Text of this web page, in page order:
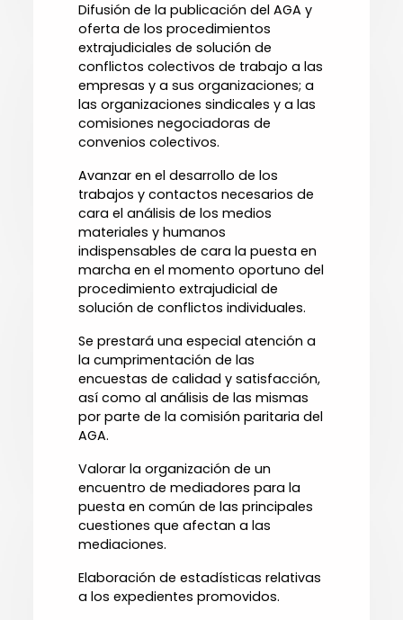
Difusión de la publicación del AGA y
oferta de los procedimientos
extrajudiciales de solución de
conflictos colectivos de trabajo a las
empresas y a sus organizaciones; a
las organizaciones sindicales y a las
comisiones negociadoras de
convenios colectivos.
Avanzar en el desarrollo de los
trabajos y contactos necesarios de
cara el análisis de los medios
materiales y humanos
indispensables de cara la puesta en
marcha en el momento oportuno del
procedimiento extrajudicial de
solución de conflictos individuales.
Se prestará una especial atención a
la cumprimentación de las
encuestas de calidad y satisfacción,
así como al análisis de las mismas
por parte de la comisión paritaria del
AGA.
Valorar la organización de un
encuentro de mediadores para la
puesta en común de las principales
cuestiones que afectan a las
mediaciones.
Elaboración de estadísticas relativas
a los expedientes promovidos.